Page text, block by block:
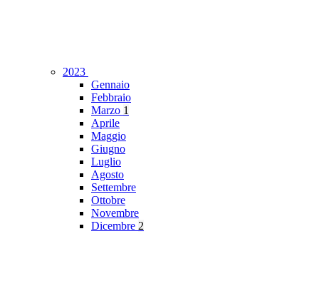
2023
Gennaio
Febbraio
Marzo 1
Aprile
Maggio
Giugno
Luglio
Agosto
Settembre
Ottobre
Novembre
Dicembre 2